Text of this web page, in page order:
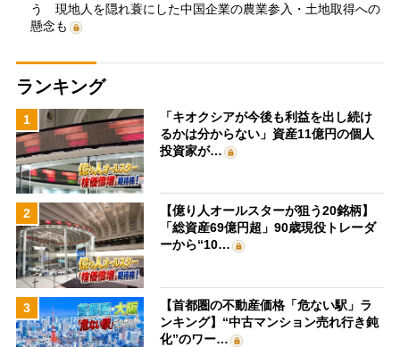
う 現地人を隠れ蓑にした中国企業の農業参入・土地取得への
懸念も
ランキング
1
「キオクシアが今後も利益を出し続け
るかは分からない」資産11億円の個人
投資家が…
2
【億り人オールスターが狙う20銘柄】
「総資産69億円超」90歳現役トレーダ
ーから“10…
3
【首都圏の不動産価格「危ない駅」ラ
ンキング】“中古マンション売れ行き鈍
化”のワー…